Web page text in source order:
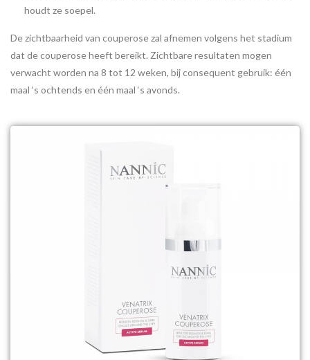
houdt ze soepel.
De zichtbaarheid van couperose zal afnemen volgens het stadium
dat de couperose heeft bereikt. Zichtbare resultaten mogen
verwacht worden na 8 tot 12 weken, bij consequent gebruik: één
maal ‘s ochtends en één maal ‘s avonds.